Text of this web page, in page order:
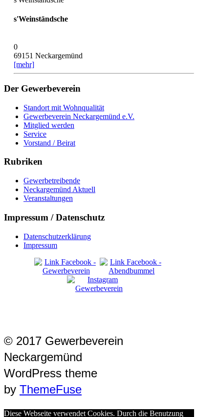
s'Weinständsche
0
69151 Neckargemünd
[mehr]
Der Gewerbeverein
Standort mit Wohnqualität
Gewerbeverein Neckargemünd e.V.
Mitglied werden
Service
Vorstand / Beirat
Rubriken
Gewerbetreibende
Neckargemünd Aktuell
Veranstaltungen
Impressum / Datenschutz
Datenschutzerklärung
Impressum
© 2017 Gewerbeverein
Neckargemünd
WordPress theme
by ThemeFuse
Diese Webseite verwendet Cookies. Durch die Benutzung